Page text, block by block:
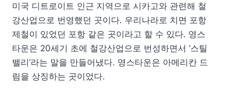
미국 디트로이트 인근 지역으로 시카고와 관련해 철
강산업으로 번영했던 곳이다. 우리나라로 치면 포항
제철이 있었던 포항 같은 곳이라고 할 수 있다. 영스
타운은 20세기 초에 철강산업으로 번성하면서 ‘스틸
밸리’라는 말을 만들어냈다. 영스타운은 아메리칸 드
림을 상징하는 곳이었다.